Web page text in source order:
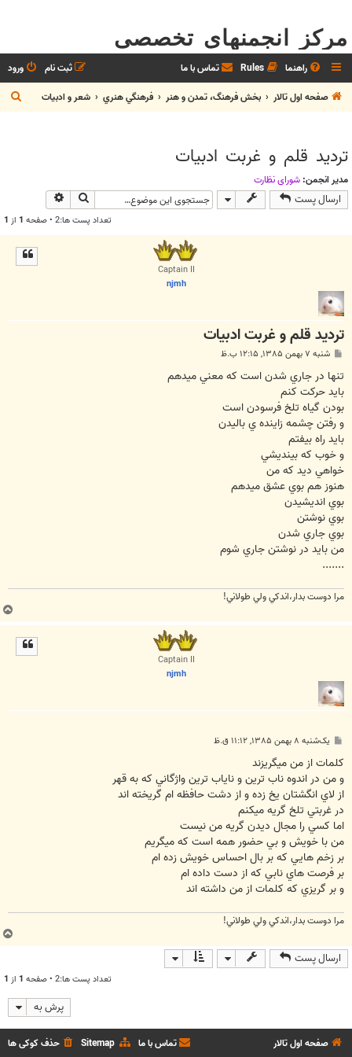
مرکز انجمنهای تخصصی
راهنما Rules تماس با ما ورود
ثبت نام
صفحه اول تالار
بخش فرهنگ، تمدن و هنر فرهنگي هنري شعر و ادبيات
س
ترديد قلم و غربت ادبيات
مدیر انجمن: شوراي نظارت
ارسال پست جستجو
تعداد پست ها:2 • صفحه 1 از 1
Captain II
njmh
ترديد قلم و غربت ادبيات
ت
شنبه ۷ بهمن ۱۳۸۵, ۱۲:۱۵ ب.ظ
تنها در جاري شدن است كه معني ميدهم
بايد حركت كنم
بودن گياه تلخ فرسودن است
و رفتن چشمه زاينده ي باليدن
بايد راه بيفتم
و خوب كه بينديشي
خواهي ديد كه من
هنوز هم بوي عشق ميدهم
بوي انديشيدن
بوي نوشتن
بوي جاري شدن
من بايد در نوشتن جاري شوم
.......
مرا دوست بدار،اندكي ولي طولاني!
Captain II
njmh
ت
یک‌شنبه ۸ بهمن ۱۳۸۵, ۱۱:۱۲ ق.ظ
كلمات از من ميگريزند
و من در اندوه ناب ترين و ناياب ترين واژگاني كه به قهر
از لاي انگشتان يخ زده و از دشت حافظه ام گريخته اند
در غربتي تلخ گريه ميكنم
اما كسي را مجال ديدن گريه من نيست
من با خويش و بي حضور همه است كه ميگريم
بر زخم هايي كه بر بال احساس خويش زده ام
بر فرصت هاي نابي كه از دست داده ام
و بر گريزي كه كلمات از من داشته اند
مرا دوست بدار،اندكي ولي طولاني!
ارسال پست
تعداد پست ها:2 • صفحه 1 از 1
پرش به
صفحه اول تالار حذف کوکی ها Sitemap تماس با ما